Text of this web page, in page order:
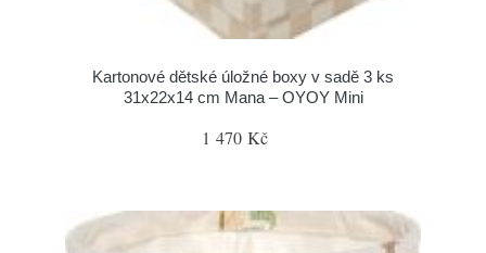
Kartonové dětské úložné boxy v sadě 3 ks
31x22x14 cm Mana – OYOY Mini
1 470 Kč